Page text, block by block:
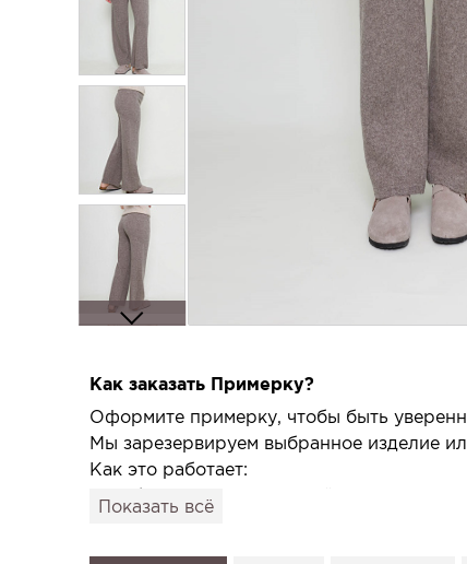
Как заказать Примерку?
Оформите примерку, чтобы быть
Мы зарезервируем выбранное изделие
Как это работает:
1. Выберите изделие на сайте.
Показать всё